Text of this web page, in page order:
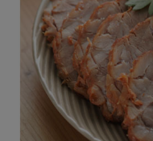
肉品・水產
畜產肉類
水畜加工品
調理食材・點心
蛋料理
料理方式
烘焙．點心
當季產品
合作25-經典快閃最後一週
合作25-精選產品第四彈
合作25-精選產品第三彈
樂齡生活
廚房瑜伽
關注議題
合作社組織
員工與求才
產品檢驗
自主把關